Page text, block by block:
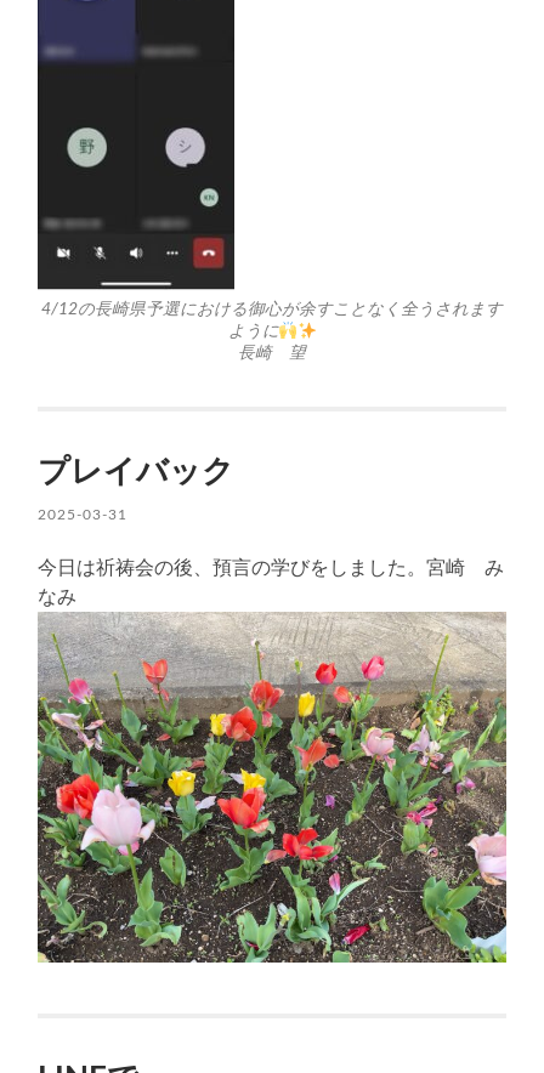
4/12の長崎県予選における御心が余すことなく全うされます
ように
長崎 望
プレイバック
2025-03-31
今日は祈祷会の後、預言の学びをしました。宮崎 み
なみ